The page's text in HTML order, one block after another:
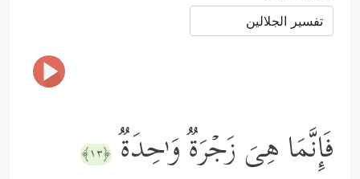
فَإِنَّمَا هِیَ زَجۡرَةࣱ وَ ٰ⁠حِدَةࣱ ﴿١٣﴾